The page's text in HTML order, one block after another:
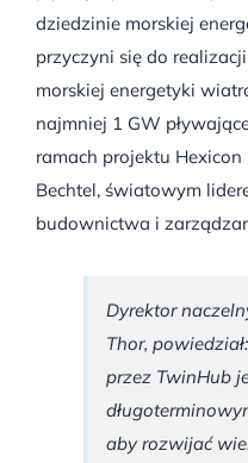
dziedzinie morskiej
przyczyni się do
morskiej energetyki
najmniej 1 GW
ramach projektu Hexicon
Bechtel, światowym
budownictwa i
Dyrektor
Thor,
przez TwinHub
aby rozwijać